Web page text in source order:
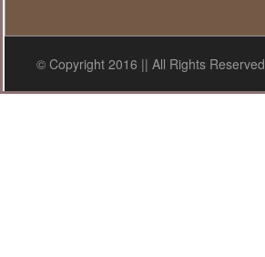
© Copyright 2016 || All Rights Reserved